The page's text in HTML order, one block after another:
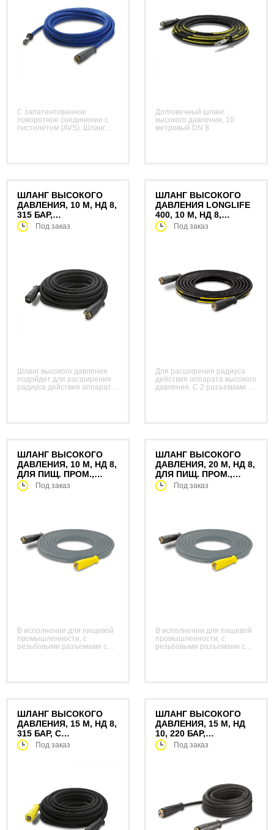
С запатентованное
поворотное соединение с
пистолетом (AVS). Шланг
Долговечный шланг
высокого давления, 10
метровый DN 8
ШЛАНГ ВЫСОКОГО
ДАВЛЕНИЯ, 10 М, НД 8,
315 БАР,
УДЛИНИТЕЛЬНЫЙ
Под заказ
Шланг высокого давления
подойдет для расширения
радиуса действия аппарата
ШЛАНГ ВЫСОКОГО
ДАВЛЕНИЯ LONGLIFE
400, 10 М, НД 8,
УДЛИНИТЕЛЬНЫЙ
Под заказ
Для расширения радиуса
действия аппарата высокого
давления. С 2 разъемами M
ШЛАНГ ВЫСОКОГО
ДАВЛЕНИЯ, 10 М, НД 8,
ДЛЯ ПИЩ. ПРОМ.,
УДЛИНИТЕЛЬНЫЙ
Под заказ
В исполнении для пищевой
промышленности, с
резьбовыми разъемами с
ШЛАНГ ВЫСОКОГО
ДАВЛЕНИЯ, 20 М, НД 8,
ДЛЯ ПИЩ. ПРОМ.,
УДЛИНИТЕЛЬНЫЙ
Под заказ
В исполнении для пищевой
промышленности, с
резьбовыми разъемами с
ШЛАНГ ВЫСОКОГО
ДАВЛЕНИЯ, 15 М, НД 8,
315 БАР, С
ВРАЩАЮЩЕЙСЯ
МУФТОЙ
Под заказ
ШЛАНГ ВЫСОКОГО
ДАВЛЕНИЯ, 15 М, НД
10, 220 БАР,
УДЛИНИТЕЛЬНЫЙ
Под заказ